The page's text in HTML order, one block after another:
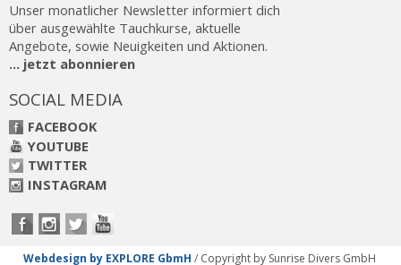
Unser monatlicher Newsletter informiert dich
über ausgewählte Tauchkurse, aktuelle
Angebote, sowie Neuigkeiten und Aktionen.
... jetzt abonnieren
SOCIAL MEDIA
FACEBOOK
YOUTUBE
TWITTER
INSTAGRAM
Webdesign by EXPLORE GbmH / Copyright by Sunrise Divers GmbH